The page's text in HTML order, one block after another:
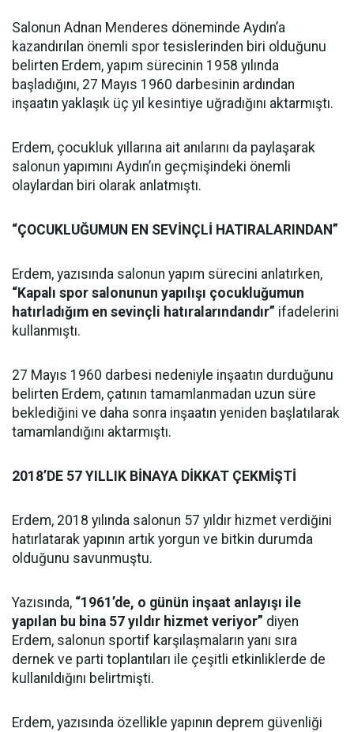
Salonun Adnan Menderes döneminde Aydın’a
kazandırılan önemli spor tesislerinden biri olduğunu
belirten Erdem, yapım sürecinin 1958 yılında
başladığını, 27 Mayıs 1960 darbesinin ardından
inşaatın yaklaşık üç yıl kesintiye uğradığını aktarmıştı.
Erdem, çocukluk yıllarına ait anılarını da paylaşarak
salonun yapımını Aydın’ın geçmişindeki önemli
olaylardan biri olarak anlatmıştı.
“ÇOCUKLUĞUMUN EN SEVİNÇLİ HATIRALARINDAN”
Erdem, yazısında salonun yapım sürecini anlatırken,
“Kapalı spor salonunun yapılışı çocukluğumun
hatırladığım en sevinçli hatıralarındandır” ifadelerini
kullanmıştı.
27 Mayıs 1960 darbesi nedeniyle inşaatın durduğunu
belirten Erdem, çatının tamamlanmadan uzun süre
beklediğini ve daha sonra inşaatın yeniden başlatılarak
tamamlandığını aktarmıştı.
2018’DE 57 YILLIK BİNAYA DİKKAT ÇEKMİŞTİ
Erdem, 2018 yılında salonun 57 yıldır hizmet verdiğini
hatırlatarak yapının artık yorgun ve bitkin durumda
olduğunu savunmuştu.
Yazısında, “1961’de, o günün inşaat anlayışı ile
yapılan bu bina 57 yıldır hizmet veriyor” diyen
Erdem, salonun sportif karşılaşmaların yanı sıra
dernek ve parti toplantıları ile çeşitli etkinliklerde de
kullanıldığını belirtmişti.
Erdem, yazısında özellikle yapının deprem güvenliği